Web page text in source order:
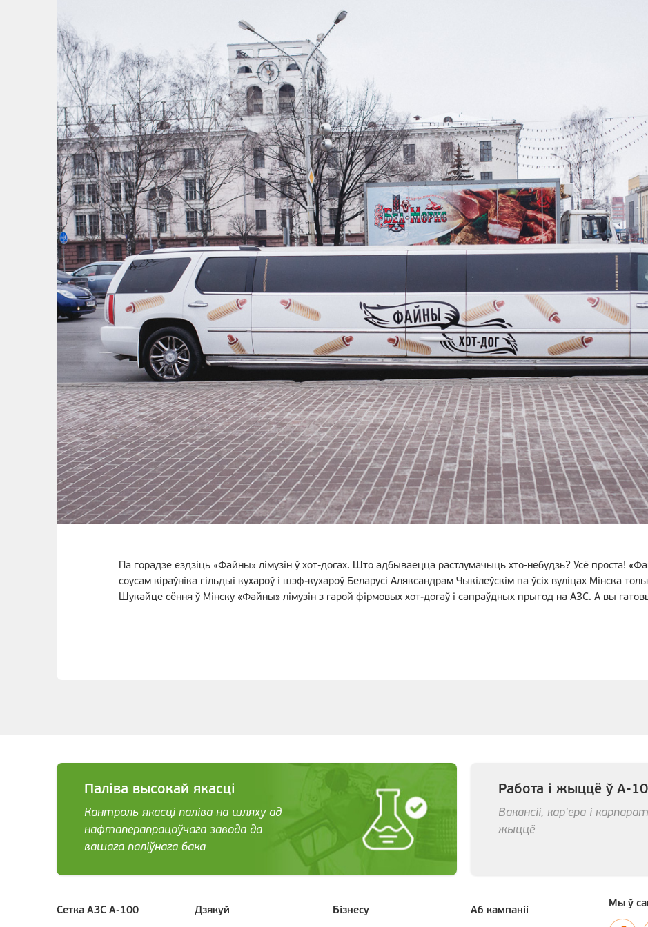
Па горадзе ездзіць «Файны» лімузін ў хот-догах. Што адбываецца растлумачыць хто-небудзь? Усё проста!
соусам кіраўніка гільдыі кухароў і шэф-кухароў Беларусі Аляксандрам Чыкiлеўскiм па ўсіх вуліцах Мінска
Шукайце сёння ў Мінску «Файны» лімузін з гарой фірмовых хот-догаў і сапраўдных прыгод на АЗС. А вы
Паліва высокай якасці
Кантроль якасці паліва на шляху ад
нафтаперапрацоўчага завода да
вашага паліўнага бака
Работа і жыццё ў А-
Вакансіі, кар'ера і
жыццё
Сетка АЗС А-100 Дзякуй Бiзнесу Аб кампанii
Мы ў